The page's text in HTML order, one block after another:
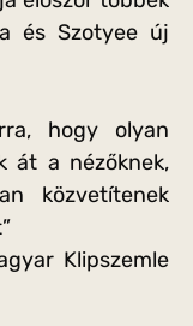
és Szotyee új
hogy olyan
át a nézőknek,
közvetítenek
Klipszemle